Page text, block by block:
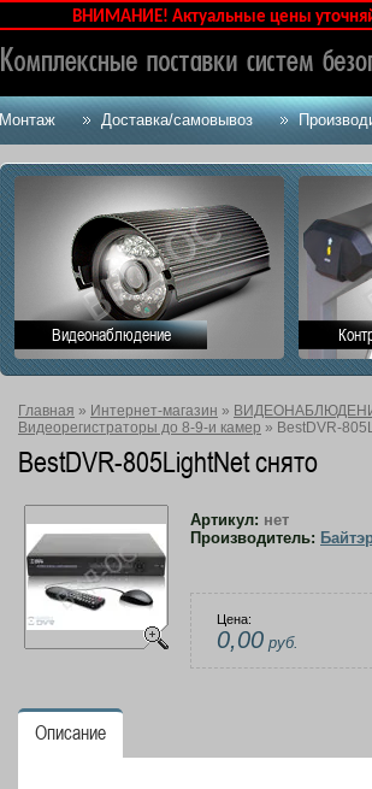
Монтаж Доставка/самовывоз
ВНИМАНИЕ! Актуальные цены уточняйте
Видеонаблюдение
Главная » Интернет-магазин »
Видеорегистраторы до 8-9-и камер » BestDVR-
BestDVR-805LightNet снято
Артикул: нет
Производитель:
Цена:
0,00 руб.
Описание